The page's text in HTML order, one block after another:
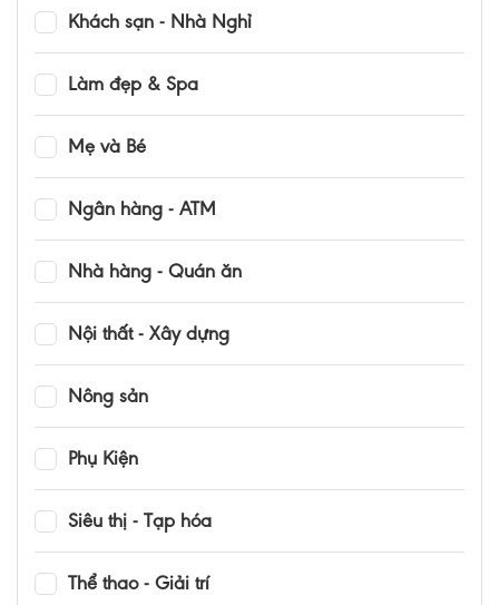
Khách sạn - Nhà Nghỉ
Làm đẹp & Spa
Mẹ và Bé
Ngân hàng - ATM
Nhà hàng - Quán ăn
Nội thất - Xây dựng
Nông sản
Phụ Kiện
Siêu thị - Tạp hóa
Thể thao - Giải trí